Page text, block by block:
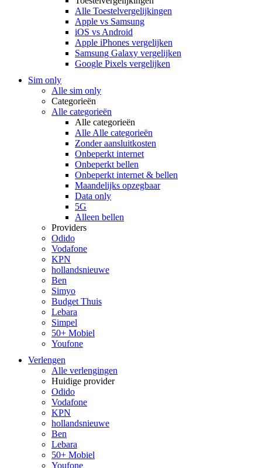
Alle Toestelvergelijkingen
Apple vs Samsung
iOS vs Android
Apple iPhones vergelijken
Samsung Galaxy vergelijken
Google Pixels vergelijken
Sim only
Alle sim only
Categorieën
Alle categorieën
Alle categorieën
Alle Alle categorieën
Zonder aansluitkosten
Onbeperkt internet
Onbeperkt bellen
Onbeperkt internet & bellen
Maandelijks opzegbaar
Data only
5G
Alleen bellen
Providers
Odido
Vodafone
KPN
hollandsnieuwe
Ben
Simyo
Budget Thuis
Lebara
Simpel
50+ Mobiel
Youfone
Verlengen
Alle verlengingen
Huidige provider
Odido
Vodafone
KPN
hollandsnieuwe
Ben
Lebara
50+ Mobiel
Youfone